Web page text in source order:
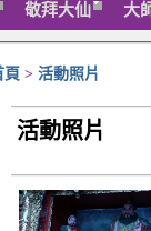
敬拜大仙 大
頁 > 活動照片
活動照片